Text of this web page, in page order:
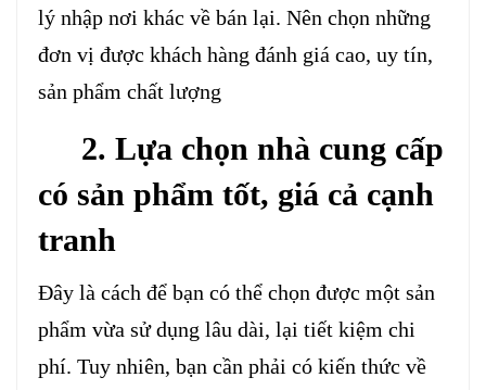
lý nhập nơi khác về bán lại. Nên chọn những
đơn vị được khách hàng đánh giá cao, uy tín,
sản phẩm chất lượng
2. Lựa chọn nhà cung cấp
có sản phẩm tốt, giá cả cạnh
tranh
Đây là cách để bạn có thể chọn được một sản
phẩm vừa sử dụng lâu dài, lại tiết kiệm chi
phí. Tuy nhiên, bạn cần phải có kiến thức về